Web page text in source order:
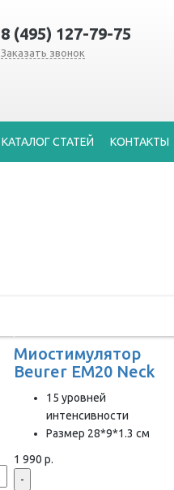
8 (495) 127-79-75
Заказать звонок
КАТАЛОГ СТАТЕЙ КОНТАКТЫ
Миостимулятор
Beurer EM20 Neck
15 уровней
интенсивности
Размер 28*9*1.3 cм
1 990 р.
-